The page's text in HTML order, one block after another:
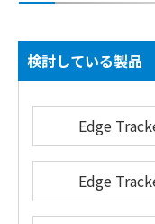
検討している製品
Edge
Edge